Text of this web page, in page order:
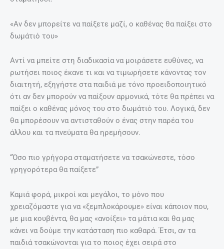
«Αν δεν μπορείτε να παίξετε μαζί, ο καθένας θα παίξει στο
δωμάτιό του»
Αντί να μπείτε στη διαδικασία να μοιράσετε ευθύνες, να
ρωτήσει ποιος έκανε τι και να τιμωρήσετε κάνοντας τον
διαιτητή, εξηγήστε στα παιδιά με τόνο προειδοποιητικό
ότι αν δεν μπορούν να παίξουν αρμονικά, τότε θα πρέπει να
παίξει ο καθένας μόνος του στο δωμάτιό του. Λογικά, δεν
θα μπορέσουν να αντισταθούν ο ένας στην παρέα του
άλλου και τα πνεύματα θα ηρεμήσουν.
“Όσο πιο γρήγορα σταματήσετε να τσακώνεστε, τόσο
γρηγορότερα θα παίξετε”
Καμιά φορά, μικροί και μεγάλοι, το μόνο που
χρειαζόμαστε για να «ξεμπλοκάρουμε» είναι κάποιον που,
με μια κουβέντα, θα μας «ανοίξει» τα μάτια και θα μας
κάνει να δούμε την κατάσταση πιο καθαρά. Έτσι, αν τα
παιδιά τσακώνονται για το ποιος έχει σειρά στο